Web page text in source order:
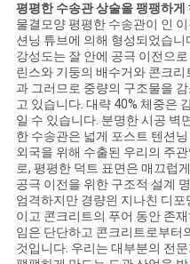
뉴
스
인
용
을
요
청
평평한 수송관 상술을 팽팽하게
물결모양 평평한 수송관이 인
션닝 튜브에 의해 형성되었습
강성도는 잘 안에 공극 이전으
린스와 기둥의 배수거와 콘크
과 그러므로 중량의 구조물을
고 있습니다. 대략 40% 체중은
일 수 있습니다. 분명한 시공 벽
한 수송관은 넓게 포스트 텐션
외국을 위해 수출된 우리의 주
로, 평평한 덕트 표면은 매끄럽
공극 이전을 위한 구조적 설계
엄격하지만 경량읜 지나친 디
이고 콘크리트의 푸어 동안 존
임은 단단하고 콘크리트로부터
것입니다. 우리는 대부분의 전